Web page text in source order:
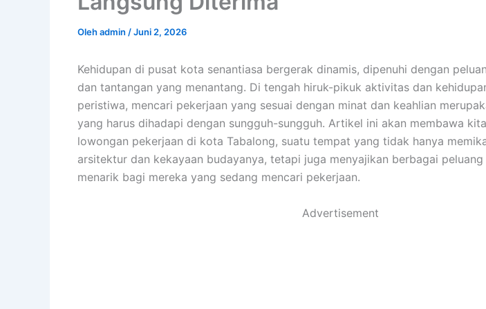
Olehadmin /Juni 2, 2026
Kehidupan di pusat kota senantiasa bergerak dinamis, dipenuhi dengan
dan tantangan yang menantang. Di tengah hiruk-pikuk aktivitas dan
peristiwa, mencari pekerjaan yang sesuai dengan minat dan keahlian
yang harus dihadapi dengan sungguh-sungguh. Artikel ini akan membawa
lowongan pekerjaan di kota Tabalong, suatu tempat yang tidak hanya
arsitektur dan kekayaan budayanya, tetapi juga menyajikan berbagai
menarik bagi mereka yang sedang mencari pekerjaan.
Advertisement